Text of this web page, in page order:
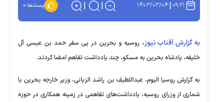
۰۹:۲۱ ۱۴۰۳/۰۳/۰۴ پسندها:۰
به گزارش آفتاب نیوز، روسیه و بحرین در پی سفر حمد بن عیسی آل
خلیفه، پادشاه بحرین به مسکو، چند یادداشت تفاهم امضا کردند.
به گزارش روسیا الیوم، عبداللطیف بن راشد الزیانی، وزیر خارجه بحرین با
شماری از وزرای روسیه، یادداشت‌های تفاهمی در زمینه همکاری در حوزه